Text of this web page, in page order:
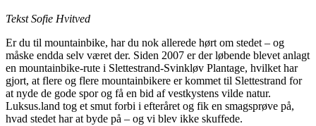
Tekst Sofie Hvitved
Er du til mountainbike, har du nok allerede hørt om stedet – og
måske endda selv været der. Siden 2007 er der løbende blevet anlagt
en mountainbike-rute i Slettestrand-Svinkløv Plantage, hvilket har
gjort, at flere og flere mountainbikere er kommet til Slettestrand for
at nyde de gode spor og få en bid af vestkystens vilde natur.
Luksus.land tog et smut forbi i efteråret og fik en smagsprøve på,
hvad stedet har at byde på – og vi blev ikke skuffede.